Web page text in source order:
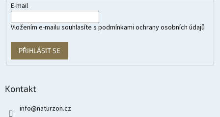
E-mail
Vložením e-mailu souhlasíte s podmínkami ochrany osobních údajů
PŘIHLÁSIT SE
Kontakt
info@naturzon.cz